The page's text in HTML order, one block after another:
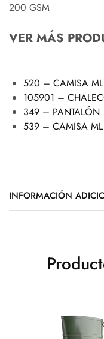
200 GSM
VER MÁS
520 – CAMISA ML
105901 –
349 – PANTALÓN
539 – CAMISA ML
INFORMACIÓN